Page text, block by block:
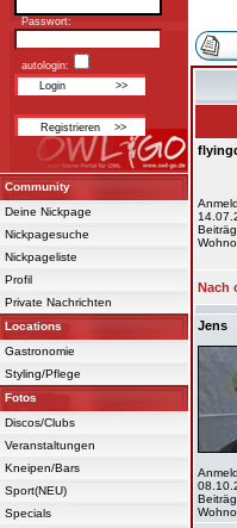
Passwort:
autologin:
Community
Deine Nickpage
Nickpagesuche
Nickpageliste
Profil
Private Nachrichten
Locations
Gastronomie
Styling/Pflege
Fotos
Discos/Clubs
Veranstaltungen
Kneipen/Bars
Sport(NEU)
Specials
Nach
Jens